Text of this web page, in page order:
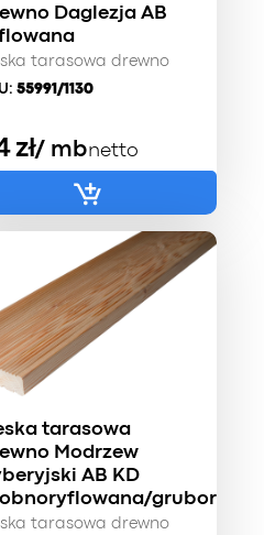
Daglezja AB
tarasowa drewno
55991/1130
zł/ mbnetto
tarasowa
Modrzew
AB KD
tarasowa drewno